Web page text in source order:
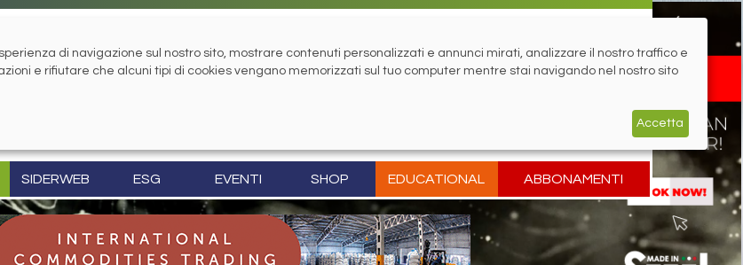
SIDERWEB ESG EVENTI SHOP EDUCATIONAL ABBONAMENTI
di navigazione sul nostro sito, mostrare contenuti personalizzati e annunci mirati, analizzare il nostro traffico e
e rifiutare che alcuni tipi di cookies vengano memorizzati sul tuo computer mentre stai navigando nel nostro sito
Accetta